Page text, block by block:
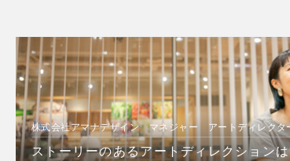
株式会社アマナデザイン マネジャー アートディレク
ストーリーのあるアートディレクションは